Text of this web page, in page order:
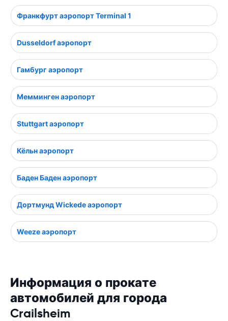
Франкфурт аэропорт Terminal 1
Dusseldorf аэропорт
Гамбург аэропорт
Мемминген аэропорт
Stuttgart аэропорт
Кёльн аэропорт
Баден Баден аэропорт
Дортмунд Wickede аэропорт
Weeze аэропорт
Информация о прокате
автомобилей для города
Crailsheim